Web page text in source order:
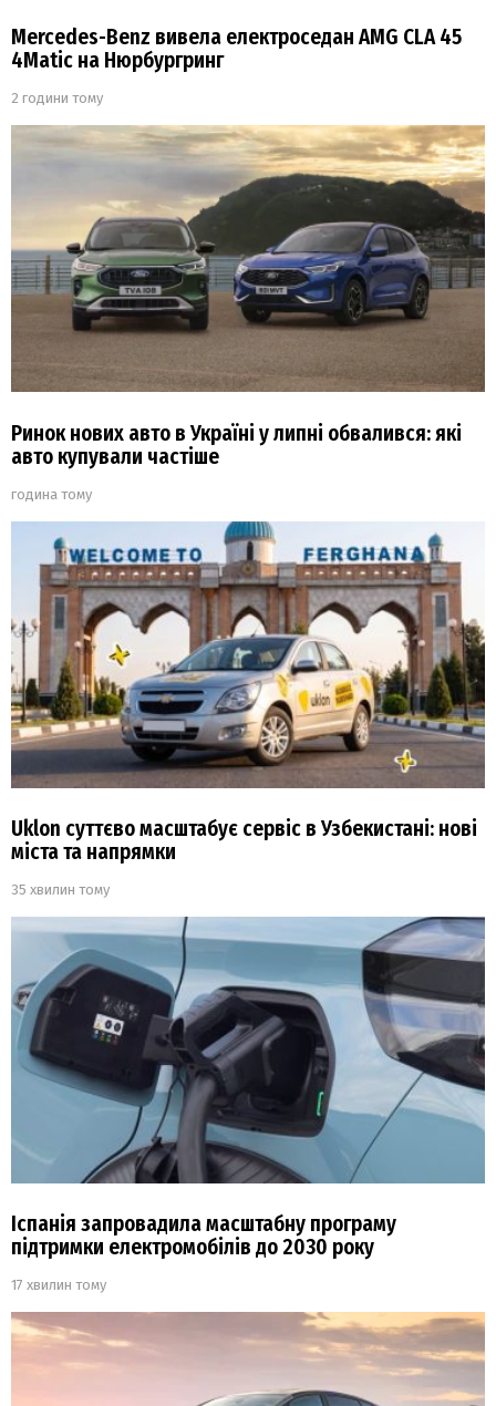
Mercedes-Benz вивела електроседан AMG CLA 45
4Matic на Нюрбургринг
2 години тому
Ринок нових авто в Україні у липні обвалився: які
авто купували частіше
година тому
Uklon суттєво масштабує сервіс в Узбекистані: нові
міста та напрямки
35 хвилин тому
Іспанія запровадила масштабну програму
підтримки електромобілів до 2030 року
17 хвилин тому